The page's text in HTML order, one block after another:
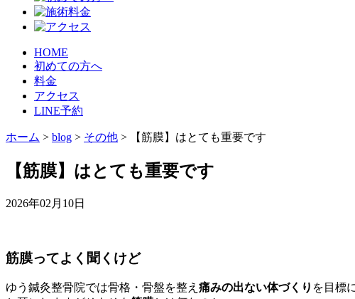
HOME
初めての方へ
料金
アクセス
LINE予約
ホーム > blog > その他 > 【筋膜】はとても重要です
【筋膜】はとても重要です
2026年02月10日
筋膜ってよく聞くけど
ゆう鍼灸整骨院では骨格・骨盤を整え 痛みの出ない体づくり を目標